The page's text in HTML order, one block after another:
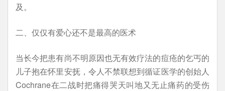
及。
二、仅仅有爱心还不是最高的医术
当长今把患有尚不明原因也无有效疗法的痘疮的乞丐的
儿子抱在怀里安抚，令人不禁联想到循证医学的创始人
Cochrane在二战时把痛得哭天叫地又无止痛药的受伤